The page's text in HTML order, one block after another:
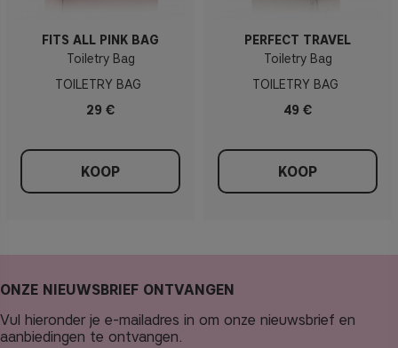
FITS ALL PINK BAG
Toiletry Bag
TOILETRY BAG
29 €
KOOP
PERFECT TRAVEL
Toiletry Bag
TOILETRY BAG
49 €
KOOP
ONZE NIEUWSBRIEF ONTVANGEN
Vul hieronder je e-mailadres in om onze nieuwsbrief en
aanbiedingen te ontvangen.